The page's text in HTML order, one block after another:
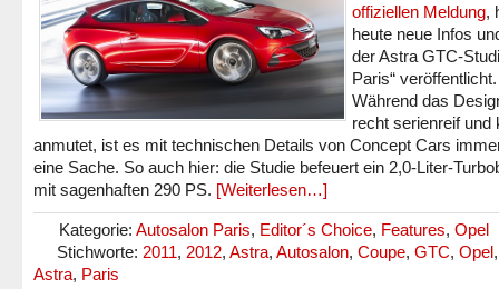
offiziellen Meldung,
heute neue Infos
der Astra GTC-
Paris“ veröffentlicht.
Während das
recht serienreif und
anmutet, ist es mit technischen Details von Concept Cars
eine Sache. So auch hier: die Studie befeuert ein 2,0-Liter-
mit sagenhaften 290 PS. [Weiterlesen…]
Kategorie: Autosalon Paris, Editor´s Choice, Features, Opel
Stichworte: 2011, 2012, Astra, Autosalon, Coupe, GTC, Opel
Astra, Paris